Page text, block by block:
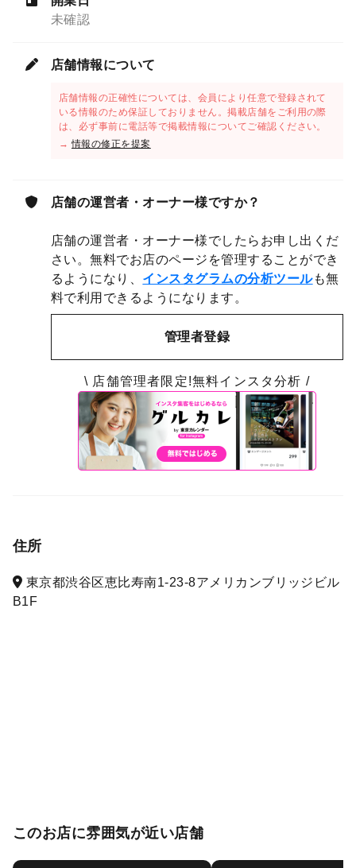
未確認
店舗情報について
店舗情報の正確性については、会員により任意で登録されて
いる情報のため保証しておりません。掲載店舗をご利用の際
は、必ず事前に電話等で掲載情報についてご確認ください。
→情報の修正を提案
店舗の運営者・オーナー様ですか？
店舗の運営者・オーナー様でしたらお申し出くだ
さい。無料でお店のページを管理することができ
るようになり、 インスタグラムの分析ツールも無
料で利用できるようになります。
管理者登録
\ 店舗管理者限定!無料インスタ分析 /
住所
東京都渋谷区恵比寿南1-23-8アメリカンブリッジビル
B1F
このお店に雰囲気が近い店舗